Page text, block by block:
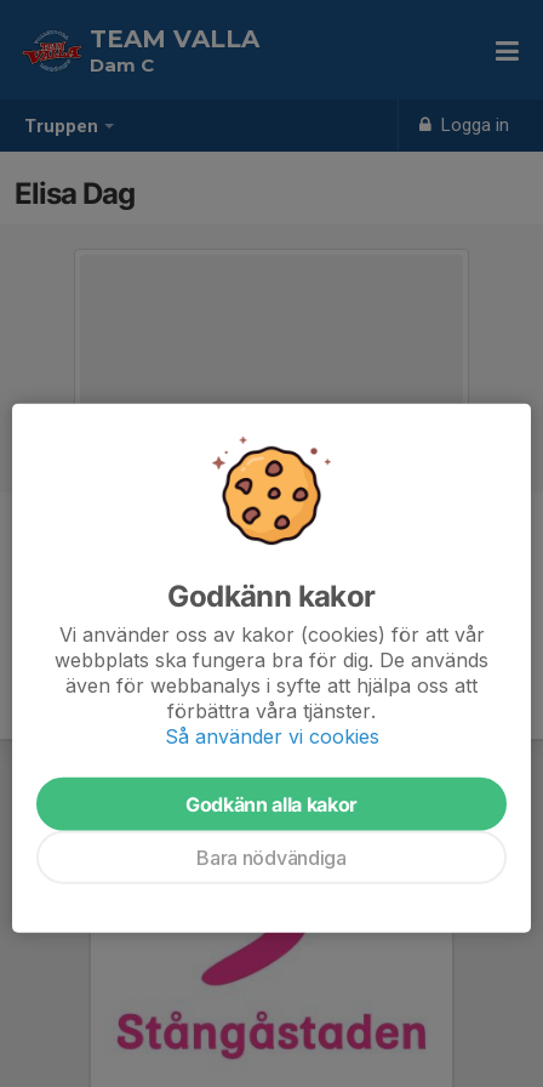
Truppen Logga in
TEAM VALLA
Dam C
Elisa Dag
Godkänn kakor
Vi använder oss av kakor (cookies) för att vår
webbplats ska fungera bra för dig. De används
även för webbanalys i syfte att hjälpa oss att
förbättra våra tjänster.
Så använder vi cookies
Godkänn alla kakor
Bara nödvändiga